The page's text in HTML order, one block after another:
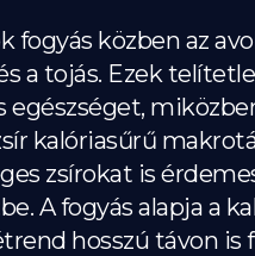
fogyás közben az
a tojás. Ezek
egészséget,
kalóriasűrű
zsírokat is
A fogyás alapja a
hosszú távon